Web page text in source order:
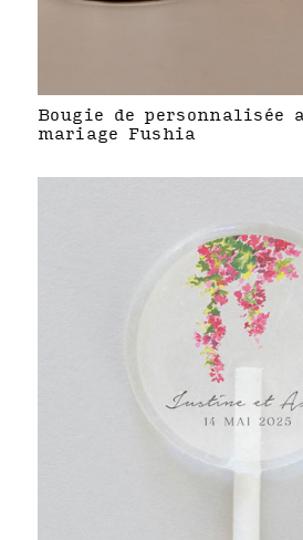
Bougie de personnalisée
mariage Fushia